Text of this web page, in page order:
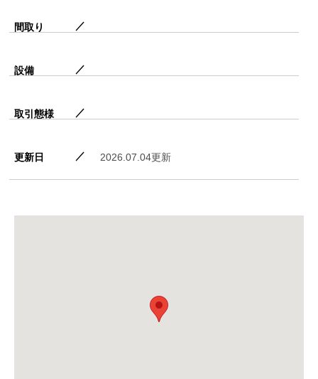
間取り
設備
取引態様
更新日 2026.07.04更新